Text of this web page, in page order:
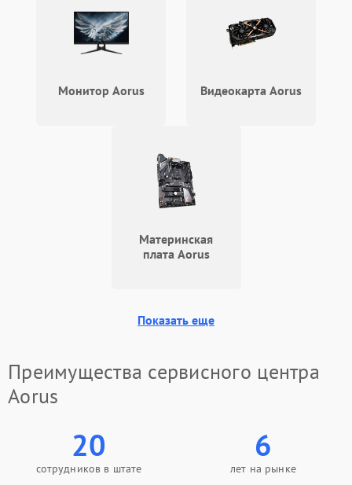
неисправности кулера
Монитор Aorus Видеокарта Aorus
Материнская
плата Aorus
Показать еще
Преимущества сервисного центра
Aorus
20
сотрудников в штате
6
лет на рынке